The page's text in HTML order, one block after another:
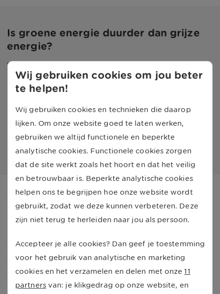
Is groene energie duurder dan grijze
energie?
Vroeger was groene energie vaak duurder dan gewone
(grijze) energie. Tegenwoordig is dat meestal niet meer
zo. In veel gevallen betaal je nu ongeveer dezelfde prijs
als bij grijze stroom. Hoewel de productie soms duurder
is, maken overheidssubsidies en markttrends groene
energie concurrerend, waardoor het vaak even duur of
soms zelfs goedkoper is dan grijze energie
100% Nederlandse groene stroom bij
UnitedConsumers
windenergie opgewekt. Bij het produceren van groene
energie worden geen fossiele brandstoffen, zoals
aardolie, aardgas en steenkool gebruikt. Dankzij ons
Groene stroom checker-keurmerk weet jij zeker dat
Wij gebruiken cookies om jou beter
te helpen!
Wij gebruiken cookies en technieken die daarop
lijken. Om onze website goed te laten werken,
gebruiken we altijd functionele en beperkte
analytische cookies. Functionele cookies zorgen
dat de site werkt zoals het hoort en dat het veilig
en betrouwbaar is. Beperkte analytische cookies
helpen ons te begrijpen hoe onze website wordt
gebruikt, zodat we deze kunnen verbeteren. Deze
zijn niet terug te herleiden naar jou als persoon.
Accepteer je alle cookies? Dan geef je toestemming
voor het gebruik van analytische en marketing
cookies en het verzamelen en delen met onze 11
partners van: je klikgedrag op onze website, en